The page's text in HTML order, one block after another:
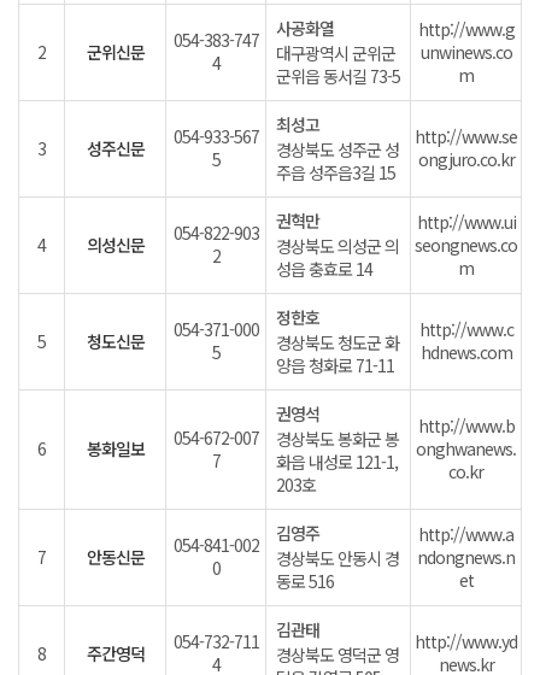
2 군위신문
054-383-747
4
사공화열
대구광역시 군위군
군위읍 동서길 73-5
http://www.g
unwinews.co
m
3 성주신문
054-933-567
5
최성고
경상북도 성주군 성
주읍 성주읍3길 15
http://www.se
ongjuro.co.kr
4 의성신문
054-822-903
2
권혁만
경상북도 의성군 의
성읍 충효로 14
http://www.ui
seongnews.co
m
5 청도신문
054-371-000
5
정한호
경상북도 청도군 화
양읍 청화로 71-11
http://www.c
hdnews.com
6 봉화일보
054-672-007
7
권영석
경상북도 봉화군 봉
화읍 내성로 121-1,
203호
http://www.b
onghwanews.
co.kr
7 안동신문
054-841-002
0
김영주
경상북도 안동시 경
동로 516
http://www.a
ndongnews.n
et
8 주간영덕
054-732-711
4
김관태
경상북도 영덕군 영
http://www.yd
news.kr